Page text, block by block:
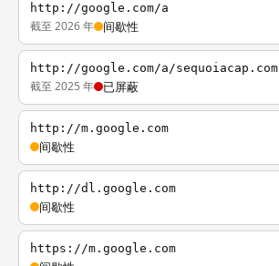
http://google.com/a
截至 2026 年 间歇性
http://google.com/a/sequoiacap.com
截至 2025 年 已屏蔽
http://m.google.com
间歇性
http://dl.google.com
间歇性
https://m.google.com